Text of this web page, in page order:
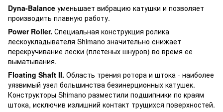
Dyna-Balance уменьшает вибрацию катушки и позволяет
производить плавную работу.
Power Roller. Специальная конструкция ролика
лескоукладывателя Shimano значительно снижает
перекручивание лески (плетеных шнуров) во время ее
выматывания.
Floating Shaft II. Область трения ротора и штока - наиболее
уязвимый узел большинства безинерционных катушек.
Конструкторы Shimano разместили подшипники по краям
штока, исключив излишний контакт трущихся поверхностей.